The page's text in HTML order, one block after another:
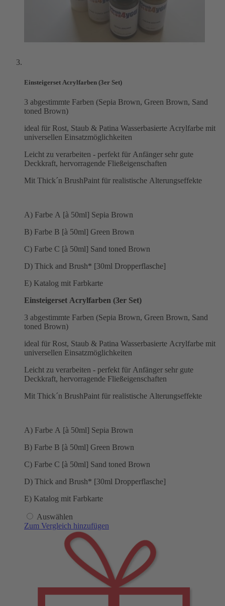
Einsteigerset Acrylfarben (3er Set)
3 abgestimmte Farben (Sepia Brown, Green Brown, Sand
toned Brown)
ideal für Rost, Staub & Patina Wasserbasierte Acrylfarbe mit
universellen Einsatzmöglichkeiten
Leicht zu verarbeiten - perfekt für Anfänger sehr gute
Deckkraft, hervorragende Fließeigenschaften
Mit Thick´n BrushPaint für realistische Alterungseffekte
A) Farbe A [à 50ml] Sepia Brown
B) Farbe B [à 50ml] Green Brown
C) Farbe C [à 50ml] Sand toned Brown
D) Thick and Brush* [30ml Dropperflasche]
E) Katalog mit Farbkarte
Einsteigerset Acrylfarben (3er Set)
3 abgestimmte Farben (Sepia Brown, Green Brown, Sand
toned Brown)
ideal für Rost, Staub & Patina Wasserbasierte Acrylfarbe mit
universellen Einsatzmöglichkeiten
Leicht zu verarbeiten - perfekt für Anfänger sehr gute
Deckkraft, hervorragende Fließeigenschaften
Mit Thick´n BrushPaint für realistische Alterungseffekte
A) Farbe A [à 50ml] Sepia Brown
B) Farbe B [à 50ml] Green Brown
C) Farbe C [à 50ml] Sand toned Brown
D) Thick and Brush* [30ml Dropperflasche]
E) Katalog mit Farbkarte
Auswählen
Zum Vergleich hinzufügen